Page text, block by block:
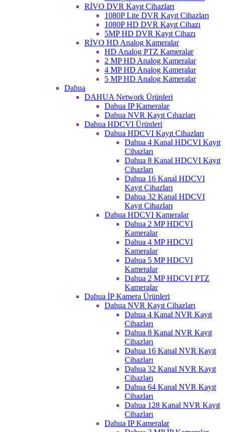
RİVO DVR Kayıt Cihazları
1080P Lite DVR Kayıt Cihazları
1080P HD DVR Kayıt Cihazı
5MP HD DVR Kayıt Cihazı
RİVO HD Analog Kameralar
HD Analog PTZ Kameralar
2 MP HD Analog Kameralar
4 MP HD Analog Kameralar
5 MP HD Analog Kameralar
Dahua
DAHUA Network Ürünleri
Dahua IP Kameralar
Dahua NVR Kayıt Cıhazları
Dahua HDCVI Ürünleri
Dahua HDCVI Kayıt Cihazları
Dahua 4 Kanal HDCVI Kayıt
Cihazları
Dahua 8 Kanal HDCVI Kayıt
Cihazları
Dahua 16 Kanal HDCVI
Kayıt Cihazları
Dahua 32 Kanal HDCVI
Kayıt Cihazları
Dahua HDCVI Kameralar
Dahua 2 MP HDCVI
Kameralar
Dahua 4 MP HDCVI
Kameralar
Dahua 5 MP HDCVI
Kameralar
Dahua 2 MP HDCVI PTZ
Kameralar
Dahua İP Kamera Ürünleri
Dahua NVR Kayıt Cihazları
Dahua 4 Kanal NVR Kayıt
Cihazları
Dahua 8 Kanal NVR Kayıt
Cihazları
Dahua 16 Kanal NVR Kayıt
Cihazları
Dahua 32 Kanal NVR Kayıt
Cihazları
Dahua 64 Kanal NVR Kayıt
Cihazları
Dahua 128 Kanal NVR Kayıt
Cihazları
Dahua IP Kameralar